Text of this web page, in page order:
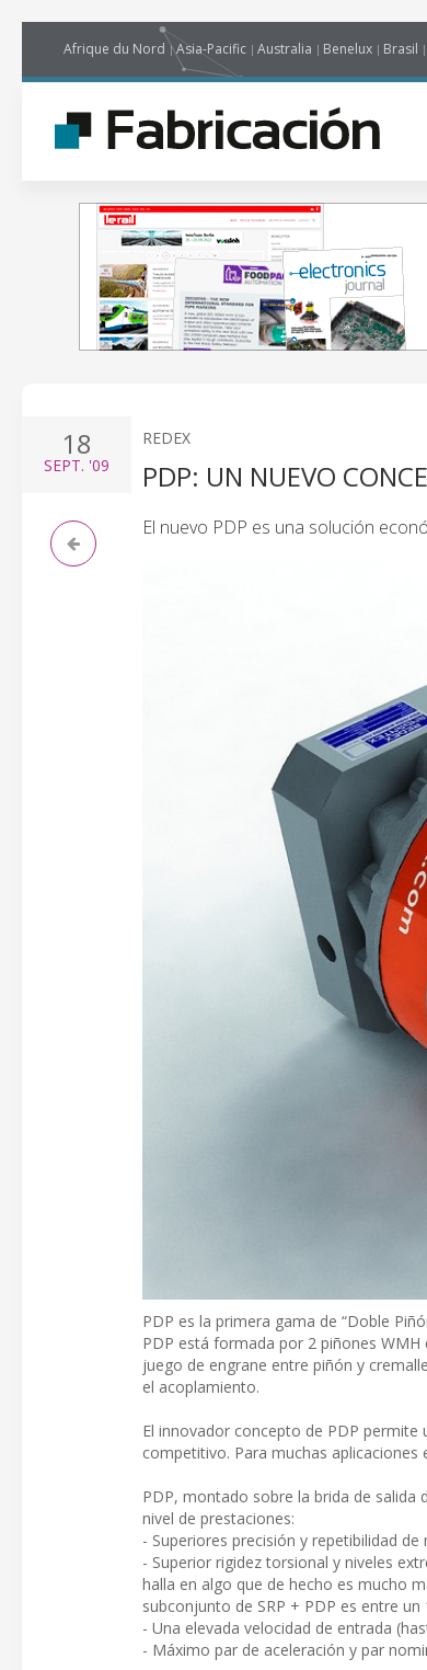
Afrique du Nord Asia-Pacific Australia Benelux Brasil
18
SEPT. '09
REDEX
PDP: UN NUEVO
El nuevo PDP es una solución
PDP es la primera gama de “Doble
PDP está formada por 2 piñones
juego de engrane entre piñón y
el acoplamiento.
El innovador concepto de PDP
competitivo. Para muchas
PDP, montado sobre la brida de salida
nivel de prestaciones:
- Superiores precisión y repetibilidad
- Superior rigidez torsional y niveles
halla en algo que de hecho es mucho
subconjunto de SRP + PDP es entre
- Una elevada velocidad de entrada
- Máximo par de aceleración y par